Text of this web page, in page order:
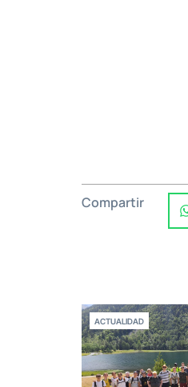
Compartir
ACTUALIDAD